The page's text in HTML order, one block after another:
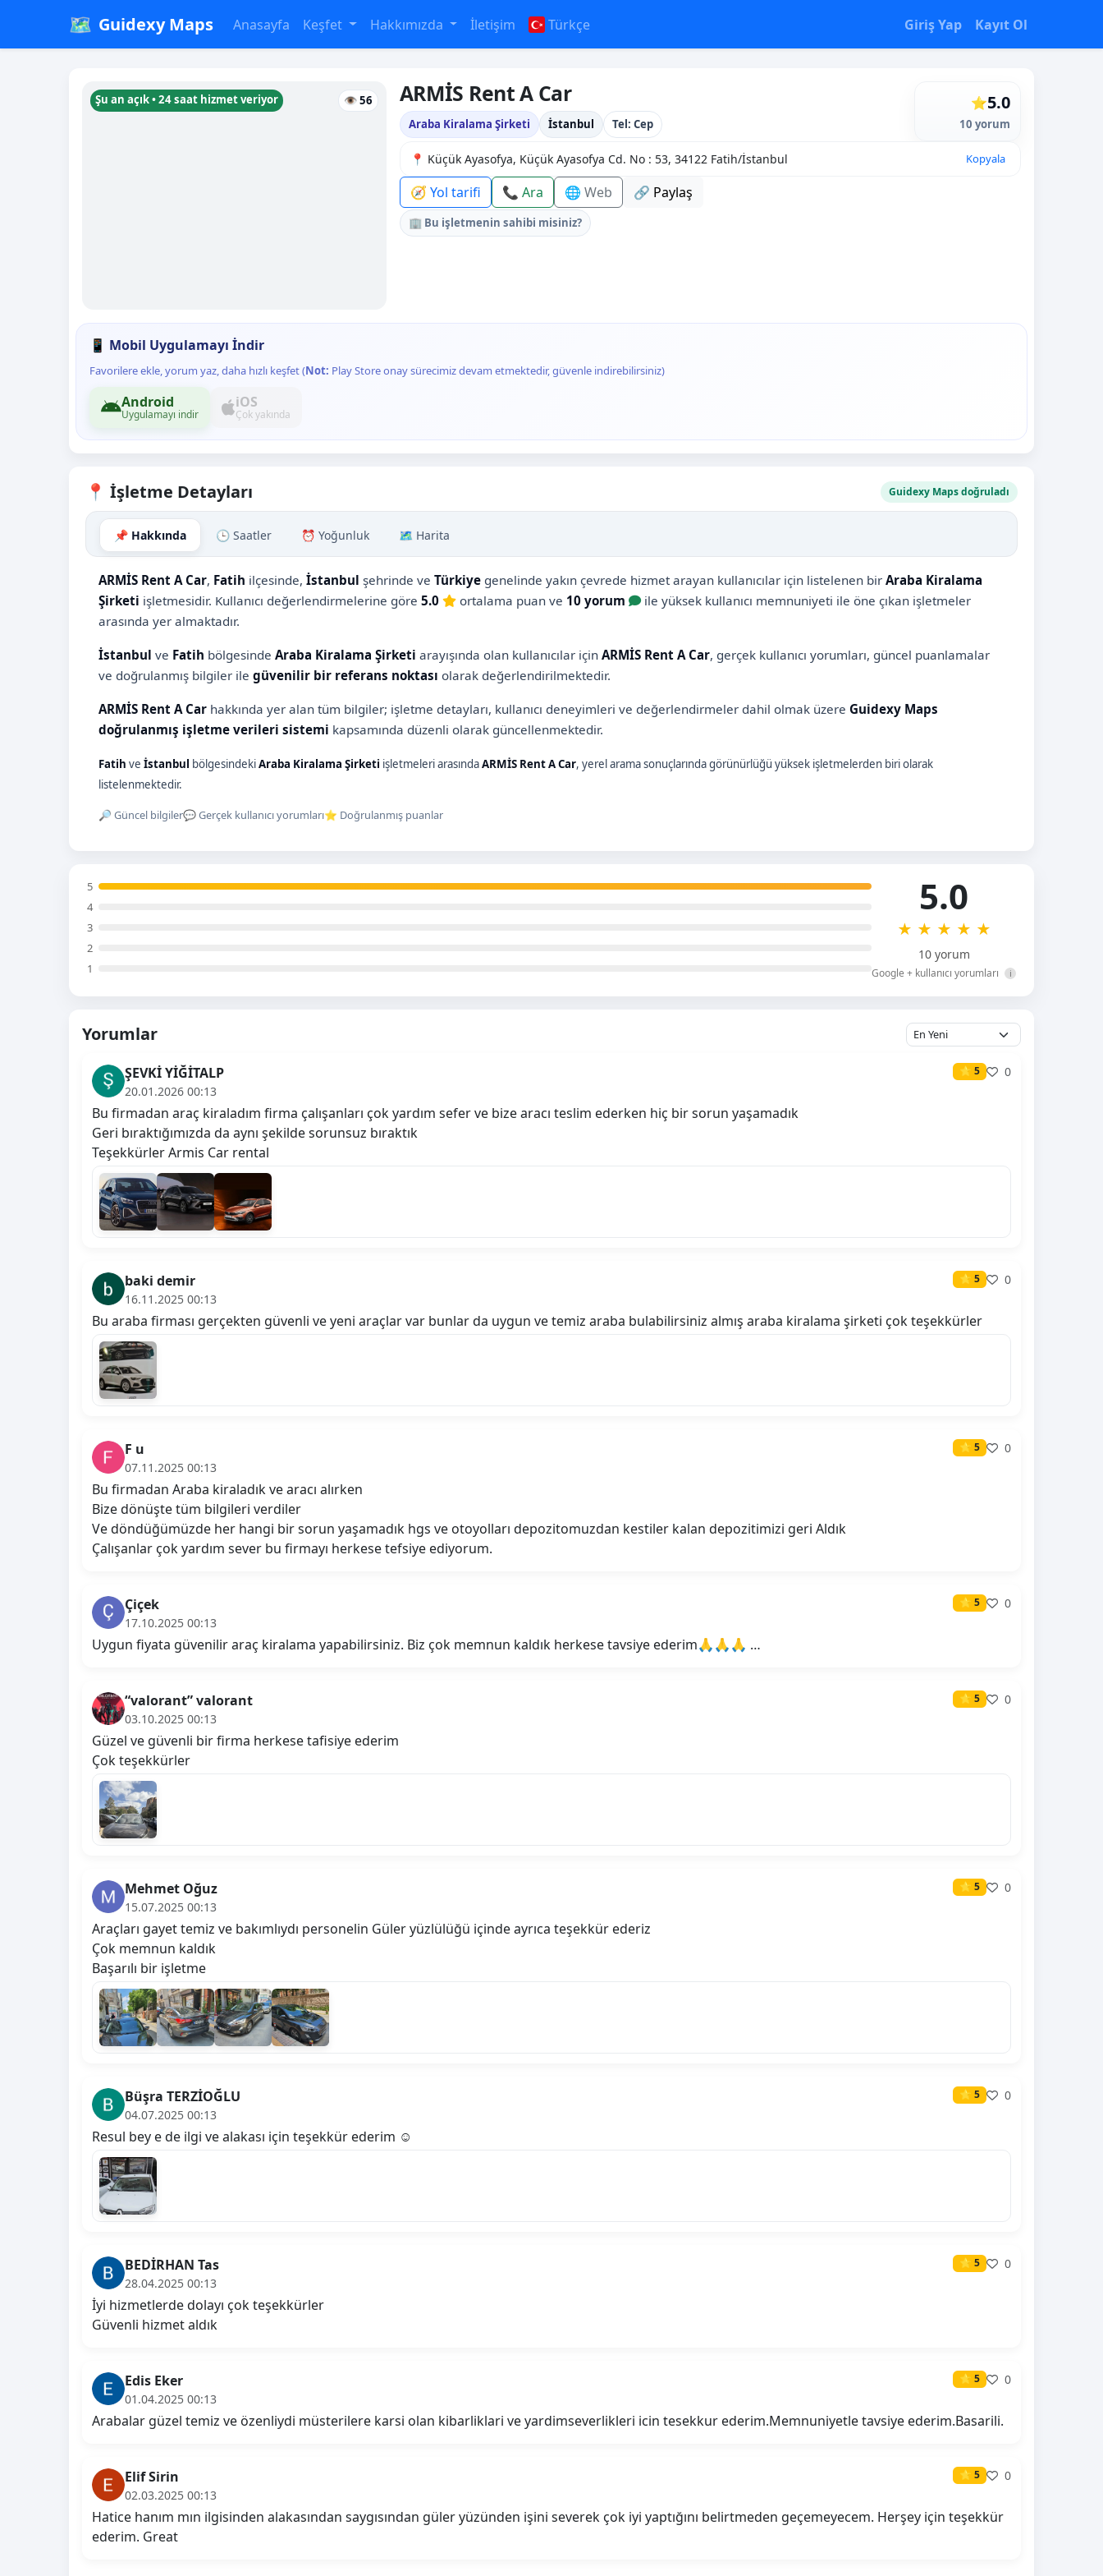
🗺️ Guidexy Maps Anasayfa Keşfet Hakkımızda İletişim Türkçe Giriş Yap Kayıt Ol
Şu an açık • 24 saat hizmet veriyor 👁 56 ARMİS Rent A Car
Araba Kiralama Şirketi İstanbul Tel: Cep
⭐5.0
10 yorum
📍 Küçük Ayasofya, Küçük Ayasofya Cd. No : 53, 34122 Fatih/İstanbul Kopyala
🧭 Yol tarifi 📞 Ara 🌐 Web 🔗 Paylaş
🏢 Bu işletmenin sahibi misiniz?
📱 Mobil Uygulamayı İndir
Favorilere ekle, yorum yaz, daha hızlı keşfet (Not: Play Store onay sürecimiz devam etmektedir, güvenle indirebilirsiniz)
Android
Uygulamayı indir
iOS
Çok yakında
📍 İşletme Detayları Guidexy Maps doğruladı
📌 Hakkında 🕒 Saatler ⏰ Yoğunluk 🗺️ Harita
ARMİS Rent A Car, Fatih ilçesinde, İstanbul şehrinde ve Türkiye genelinde yakın çevrede hizmet arayan kullanıcılar için listelenen bir Araba Kiralama
Şirketi işletmesidir. Kullanıcı değerlendirmelerine göre 5.0 ortalama puan ve 10 yorum
ile yüksek kullanıcı memnuniyeti ile öne çıkan işletmeler
arasında yer almaktadır.
İstanbul ve Fatih bölgesinde Araba Kiralama Şirketi arayışında olan kullanıcılar için ARMİS Rent A Car, gerçek kullanıcı yorumları, güncel puanlamalar
ve doğrulanmış bilgiler ile güvenilir bir referans noktası olarak değerlendirilmektedir.
ARMİS Rent A Car hakkında yer alan tüm bilgiler; işletme detayları, kullanıcı deneyimleri ve değerlendirmeler dahil olmak üzere Guidexy Maps
doğrulanmış işletme verileri sistemi kapsamında düzenli olarak güncellenmektedir.
Fatih ve İstanbul bölgesindekiAraba Kiralama Şirketi işletmeleri arasındaARMİS Rent A Car, yerel arama sonuçlarında görünürlüğü yüksek işletmelerden biri olarak
listelenmektedir.
🔎 Güncel bilgiler💬 Gerçek kullanıcı yorumları⭐ Doğrulanmış puanlar
5
4
3
2
1
5.0
★ ★ ★ ★ ★
10 yorum
Google + kullanıcı yorumları i
Yorumlar
ŞEVKİ YİĞİTALP ⭐ 5
0
20.01.2026 00:13
Bu firmadan araç kiraladım firma çalışanları çok yardım sefer ve bize aracı teslim ederken hiç bir sorun yaşamadık
Geri bıraktığımızda da aynı şekilde sorunsuz bıraktık
Teşekkürler Armis Car rental
baki demir ⭐ 5
0
16.11.2025 00:13
Bu araba firması gerçekten güvenli ve yeni araçlar var bunlar da uygun ve temiz araba bulabilirsiniz almış araba kiralama şirketi çok teşekkürler
F u ⭐ 5
0
07.11.2025 00:13
Bu firmadan Araba kiraladık ve aracı alırken
Bize dönüşte tüm bilgileri verdiler
Ve döndüğümüzde her hangi bir sorun yaşamadık hgs ve otoyolları depozitomuzdan kestiler kalan depozitimizi geri Aldık
Çalışanlar çok yardım sever bu firmayı herkese tefsiye ediyorum.
Çiçek ⭐ 5
0
17.10.2025 00:13
Uygun fiyata güvenilir araç kiralama yapabilirsiniz. Biz çok memnun kaldık herkese tavsiye ederim🙏🙏🙏 …
“valorant” valorant ⭐ 5
0
03.10.2025 00:13
Güzel ve güvenli bir firma herkese tafisiye ederim
Çok teşekkürler
Mehmet Oğuz ⭐ 5
0
15.07.2025 00:13
Araçları gayet temiz ve bakımlıydı personelin Güler yüzlülüğü içinde ayrıca teşekkür ederiz
Çok memnun kaldık
Başarılı bir işletme
Büşra TERZİOĞLU ⭐ 5
0
04.07.2025 00:13
Resul bey e de ilgi ve alakası için teşekkür ederim ☺️
BEDİRHAN Tas ⭐ 5
0
28.04.2025 00:13
İyi hizmetlerde dolayı çok teşekkürler
Güvenli hizmet aldık
Edis Eker ⭐ 5
0
01.04.2025 00:13
Arabalar güzel temiz ve özenliydi müsterilere karsi olan kibarliklari ve yardimseverlikleri icin tesekkur ederim.Memnuniyetle tavsiye ederim.Basarili.
Elif Sirin ⭐ 5
0
02.03.2025 00:13
Hatice hanım mın ilgisinden alakasından saygısından güler yüzünden işini severek çok iyi yaptığını belirtmeden geçemeyecem. Herşey için teşekkür
ederim. Great